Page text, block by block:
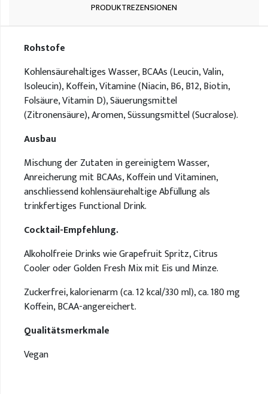
PRODUKTREZENSIONEN
Rohstofe
Kohlensäurehaltiges Wasser, BCAAs (Leucin, Valin,
Isoleucin), Koffein, Vitamine (Niacin, B6, B12, Biotin,
Folsäure, Vitamin D), Säuerungsmittel
(Zitronensäure), Aromen, Süssungsmittel (Sucralose).
Ausbau
Mischung der Zutaten in gereinigtem Wasser,
Anreicherung mit BCAAs, Koffein und Vitaminen,
anschliessend kohlensäurehaltige Abfüllung als
trinkfertiges Functional Drink.
Cocktail-Empfehlung.
Alkoholfreie Drinks wie Grapefruit Spritz, Citrus
Cooler oder Golden Fresh Mix mit Eis und Minze.
Zuckerfrei, kalorienarm (ca. 12 kcal/330 ml), ca. 180 mg
Koffein, BCAA-angereichert.
Qualitätsmerkmale
Vegan